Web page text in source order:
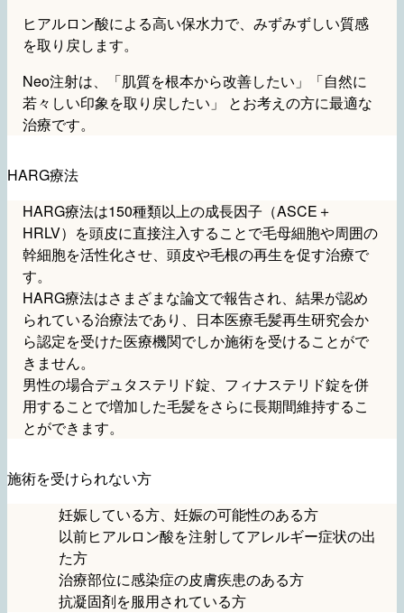
ヒアルロン酸による高い保水力で、みずみずしい質感
を取り戻します。
Neo注射は、「肌質を根本から改善したい」「自然に
若々しい印象を取り戻したい」 とお考えの方に最適な
治療です。
HARG療法
HARG療法は150種類以上の成長因子（ASCE＋
HRLV）を頭皮に直接注入することで毛母細胞や周囲の
幹細胞を活性化させ、頭皮や毛根の再生を促す治療で
す。
HARG療法はさまざまな論文で報告され、結果が認め
られている治療法であり、日本医療毛髪再生研究会か
ら認定を受けた医療機関でしか施術を受けることがで
きません。
男性の場合デュタステリド錠、フィナステリド錠を併
用することで増加した毛髪をさらに長期間維持するこ
とができます。
施術を受けられない方
妊娠している方、妊娠の可能性のある方
以前ヒアルロン酸を注射してアレルギー症状の出
た方
治療部位に感染症の皮膚疾患のある方
抗凝固剤を服用されている方